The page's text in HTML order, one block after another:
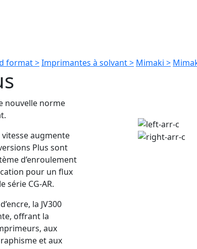
format >Imprimantes à solvant > Mimaki >
nouvelle norme
vitesse augmente
Plus sont
d’enroulement
pour un flux
série CG-AR.
la JV300
offrant la
aux
et aux